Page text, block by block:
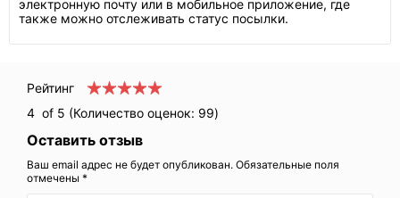
электронную почту или в мобильное приложение, где
также можно отслеживать статус посылки.
Рейтинг
4 of 5 (Количество оценок: 99)
Оставить отзыв
Ваш email адрес не будет опубликован. Обязательные поля
отмечены *